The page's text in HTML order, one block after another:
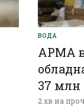
ВОДА
АРМА
37 млн
2 хв на